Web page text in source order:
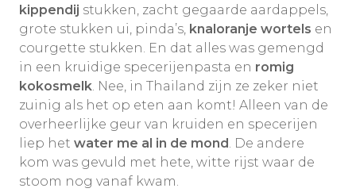
kippendij stukken, zacht gegaarde aardappels,
grote stukken ui, pinda’s, knaloranje wortels en
courgette stukken. En dat alles was gemengd
in een kruidige specerijenpasta en romig
kokosmelk. Nee, in Thailand zijn ze zeker niet
zuinig als het op eten aan komt! Alleen van de
overheerlijke geur van kruiden en specerijen
liep het water me al in de mond. De andere
kom was gevuld met hete, witte rijst waar de
stoom nog vanaf kwam.